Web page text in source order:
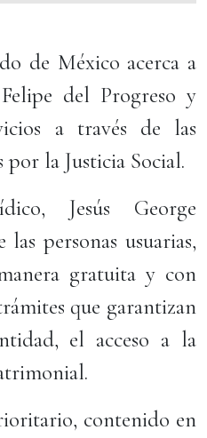
de México acerca a
del Progreso y
a través de las
la Justicia Social.
Jesús George
personas usuarias,
gratuita y con
que garantizan
el acceso a la
contenido en